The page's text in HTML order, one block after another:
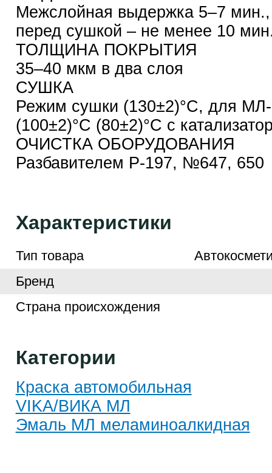
Межслойная выдержка 5–7
перед сушкой – не менее 10
ТОЛЩИНА ПОКРЫТИЯ
35–40 мкм в два слоя
СУШКА
Режим сушки (130±2)°С, для
(100±2)°С (80±2)°С с
ОЧИСТКА ОБОРУДОВАНИЯ
Разбавителем Р-197, №647, 650
Характеристики
Тип товара
Бренд
Страна происхождения
Категории
Краска автомобильная
VIKA/ВИКА МЛ
Эмаль МЛ меламиноалкидная